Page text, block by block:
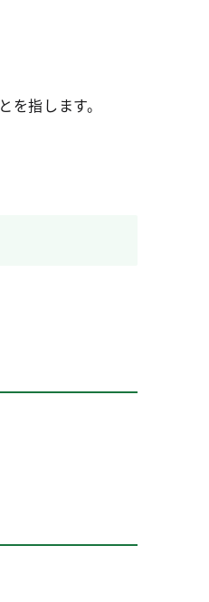
指します。